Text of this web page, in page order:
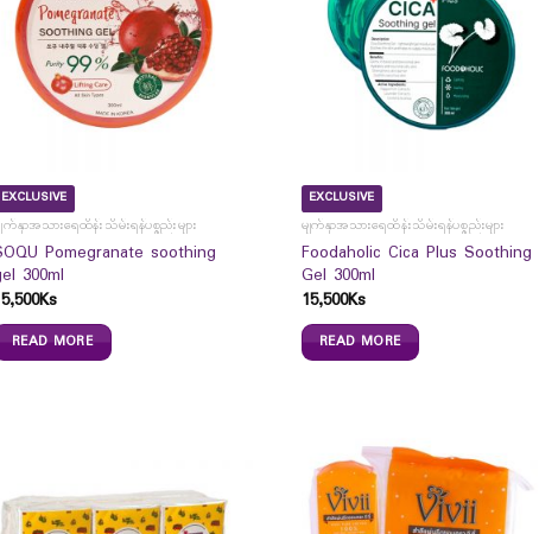
EXCLUSIVE
က်နှာအသားရေထိန်းသိမ်းရန်ပစ္စည်းများ
Pomegranate soothing
300ml
Ks
READ MORE
EXCLUSIVE
မျက်နှာအသားရေထိန်းသိမ်းရန်ပစ္စည်းများ
Foodaholic Cica Plus Soothing
Gel 300ml
15,500Ks
READ MORE